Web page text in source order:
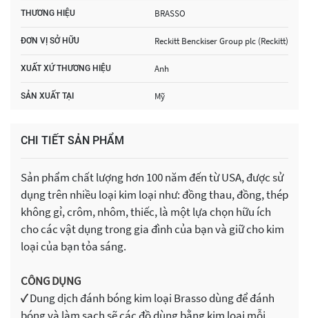
THƯƠNG HIỆU BRASSO
ĐƠN VỊ SỞ HỮU Reckitt Benckiser Group plc (Reckitt)
XUẤT XỨ THƯƠNG HIỆU Anh
SẢN XUẤT TẠI Mỹ
CHI TIẾT SẢN PHẨM
Sản phẩm chất lượng hơn 100 năm đến từ USA, được sử
dụng trên nhiều loại kim loại như: đồng thau, đồng, thép
không gỉ, crôm, nhôm, thiếc, là một lựa chọn hữu ích
cho các vật dụng trong gia đình của bạn và giữ cho kim
loại của bạn tỏa sáng.
CÔNG DỤNG
✓Dung dịch đánh bóng kim loại Brasso dùng để đánh